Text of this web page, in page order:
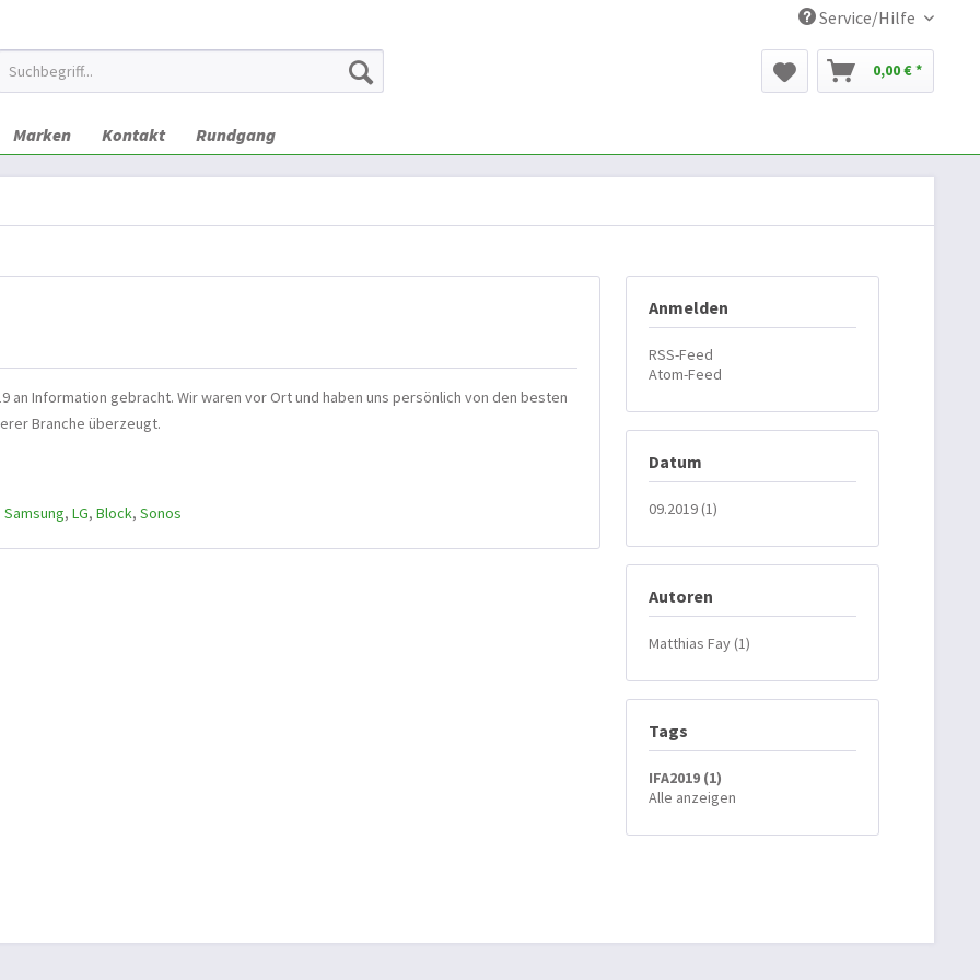
Service/Hilfe
0,00 € *
Marken Kontakt Rundgang
Anmelden
RSS-Feed
Atom-Feed
Datum
09.2019 (1)
Autoren
Matthias Fay (1)
Tags
IFA2019 (1)
Alle anzeigen
an Information gebracht. Wir waren vor Ort und haben uns persönlich von den besten
Branche überzeugt.
Samsung,LG,Block,Sonos